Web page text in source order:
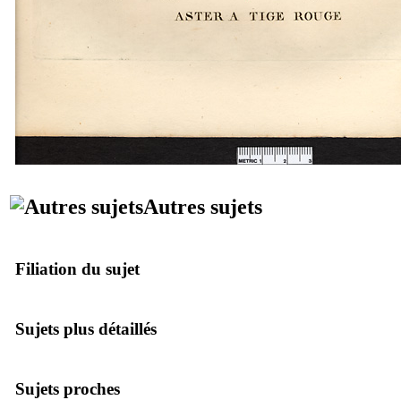
Autres sujets
Filiation du sujet
Sujets plus détaillés
Sujets proches